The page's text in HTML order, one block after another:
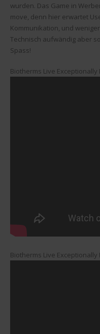
wurden. Das Game in
move, denn hier erwartet
Kommunikation, und
Technisch aufwändig aber
Spass!
Biotherms Live Exceptionally
Biotherms Live Exceptionally